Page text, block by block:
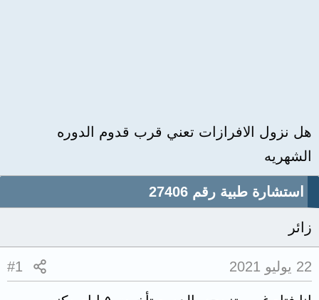
هل نزول الافرازات تعني قرب قدوم الدوره
الشهريه
استشارة طبية رقم 27406
زائر
22 يوليو 2021 #1